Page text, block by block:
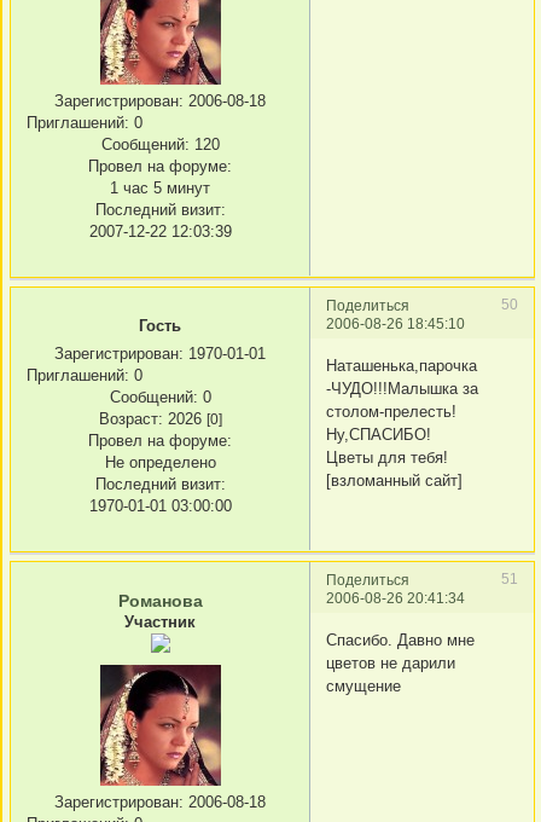
Зарегистрирован: 2006-08-18
Приглашений: 0
Сообщений: 120
Провел на форуме:
1 час 5 минут
Последний визит:
2007-12-22 12:03:39
Поделиться
50
2006-08-26 18:45:10
Гость
Зарегистрирован: 1970-01-01
Приглашений: 0
Сообщений: 0
Возраст: 2026 [0]
Провел на форуме:
Не определено
Последний визит:
1970-01-01 03:00:00
Наташенька,парочка
-ЧУДО!!!Малышка за
столом-прелесть!
Ну,СПАСИБО!
Цветы для тебя!
[взломанный сайт]
Поделиться
51
2006-08-26 20:41:34
Романова
Участник
Зарегистрирован: 2006-08-18
Спасибо. Давно мне
цветов не дарили
смущение